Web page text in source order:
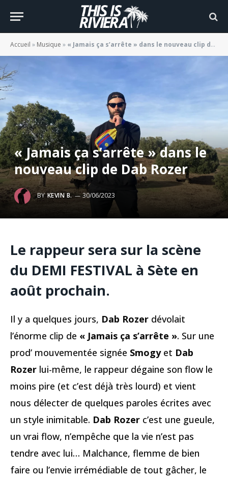
Accueil » Musique » « Jamais ça s’arrête » dans le nouveau clip de Dab Rozer
« Jamais ça s’arrête » dans le
nouveau clip de Dab Rozer
BY KEVIN B. 30/06/2023
Le rappeur sera sur la scène
du DEMI FESTIVAL à Sète en
août prochain.
Il y a quelques jours, Dab Rozer dévolait
l’énorme clip de « Jamais ça s’arrête ». Sur une
prod’ mouvementée signée Smogyet Dab
Rozer lui-même, le rappeur dégaine son flow le
moins pire (et c’est déjà très lourd) et vient
nous délecter de quelques paroles écrites avec
un style inimitable. Dab Rozer c’est une gueule,
un vrai flow, n’empêche que la vie n’est pas
tendre avec lui… Malchance, flemme de bien
faire ou l’envie irrémédiable de tout gâcher, le